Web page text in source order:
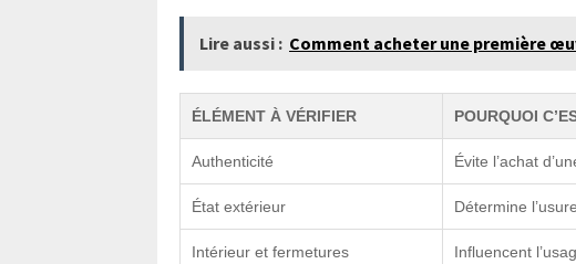
Lire aussi : Comment acheter une première
ÉLÉMENT À VÉRIFIER POURQUOI
Authenticité Évite l’achat
État extérieur Détermine
Intérieur et fermetures Influencent